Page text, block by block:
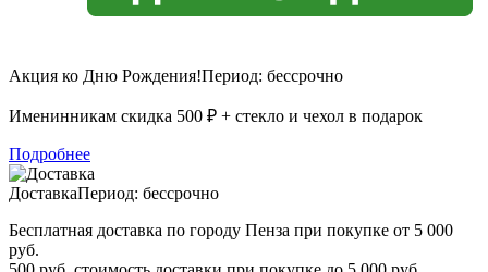
Акция ко Дню Рождения!Период: бессрочно
Именинникам скидка 500 ₽ + стекло и чехол в подарок
Подробнее
ДоставкаПериод: бессрочно
Бесплатная доставка по городу Пенза при покупке от 5 000
руб.